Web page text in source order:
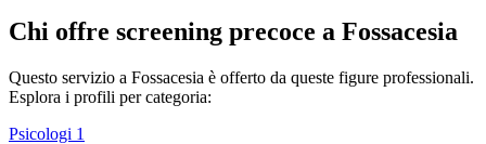
Chi offre screening precoce a Fossacesia
Questo servizio a Fossacesia è offerto da queste figure professionali.
Esplora i profili per categoria:
Psicologi 1